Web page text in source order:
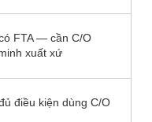
FTA — cần C/O
xuất xứ
điều kiện dùng C/O